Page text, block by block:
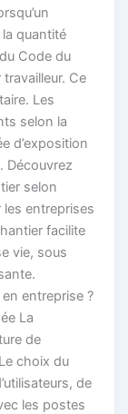
quantité
Code du
Ce
Les
selon la
d’exposition
Découvrez
selon
les entreprises
facilite
vie, sous
entreprise ?
La
de
choix du
de
les postes